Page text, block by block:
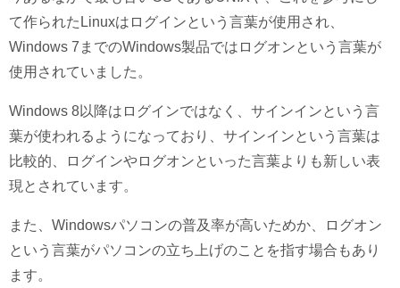
て作られたLinuxはログインという言葉が使用され、
Windows 7までのWindows製品ではログオンという言葉が
使用されていました。
Windows 8以降はログインではなく、サインインという言
葉が使われるようになっており、サインインという言葉は
比較的、ログインやログオンといった言葉よりも新しい表
現とされています。
また、Windowsパソコンの普及率が高いためか、ログオン
という言葉がパソコンの立ち上げのことを指す場合もあり
ます。